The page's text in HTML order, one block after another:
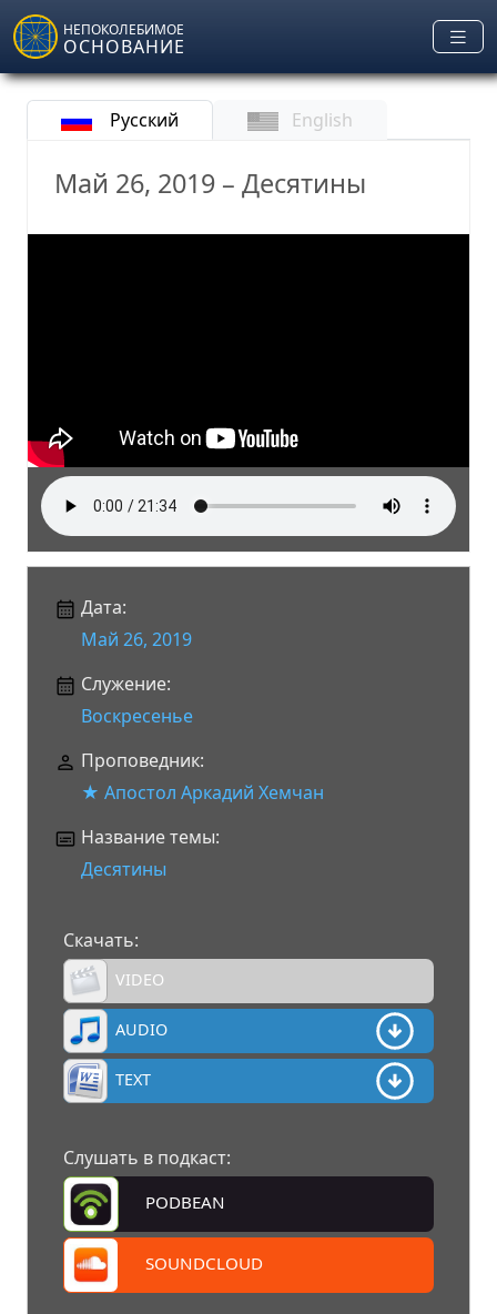
Skip to main content
НЕПОКОЛЕБИМОЕ
ОСНОВАНИЕ
Русский English
Май 26, 2019 – Десятины
Дата:
Май 26, 2019
Служение:
Воскресенье
Проповедник:
★ Апостол Аркадий Хемчан
Название темы:
Десятины
Скачать:
VIDEO
AUDIO
TEXT
Слушать в подкаст:
PODBEAN
SOUNDCLOUD